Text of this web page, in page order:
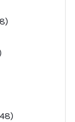
8
produkter